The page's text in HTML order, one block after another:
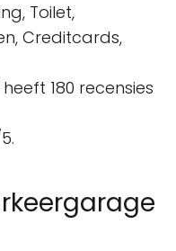
Toilet,
Creditcards,
180 recensies